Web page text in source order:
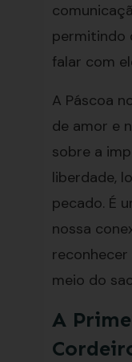
permitindo
falar com
A Páscoa
de amor e
sobre a
liberdade,
pecado. É
nossa
meio do
A